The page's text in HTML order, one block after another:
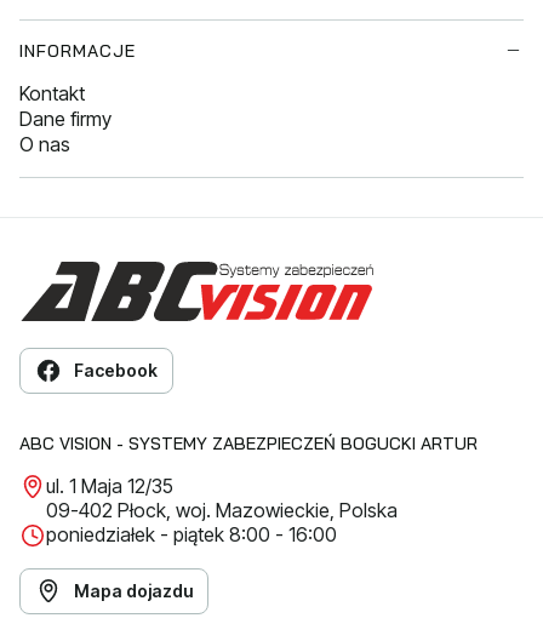
INFORMACJE
Kontakt
Dane firmy
O nas
Facebook
ABC VISION - SYSTEMY ZABEZPIECZEŃ BOGUCKI ARTUR
ul. 1 Maja 12/35
09-402 Płock, woj. Mazowieckie, Polska
poniedziałek - piątek 8:00 - 16:00
Mapa dojazdu